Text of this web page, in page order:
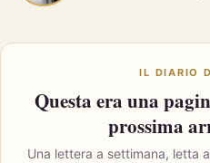
IL DIARIO
Questa era una
prossima
Una lettera a settimana, letta